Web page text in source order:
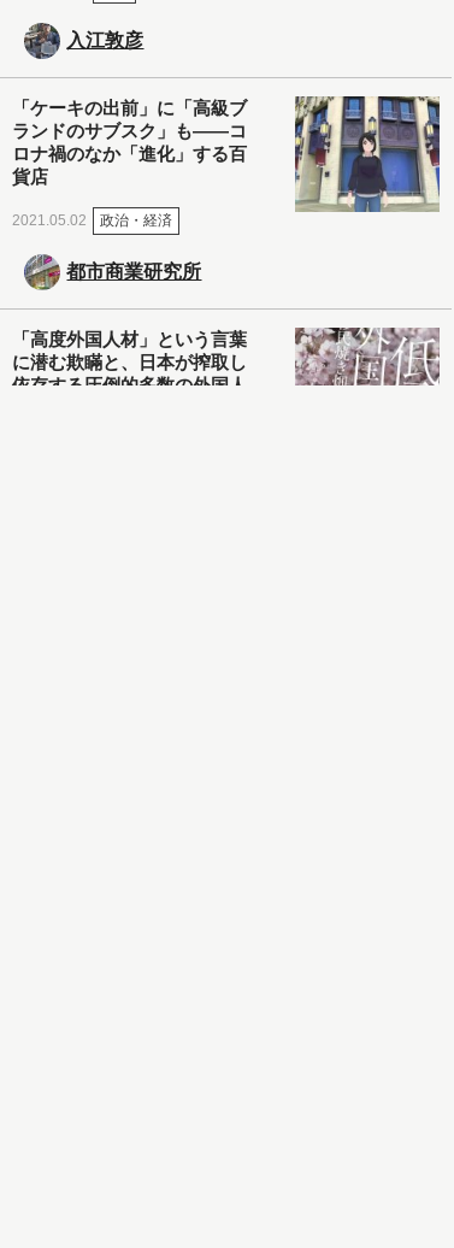
入江敦彦
「ケーキの出前」に「高級ブ
ランドのサブスク」も――コ
ロナ禍のなか「進化」する百
貨店
2021.05.02 政治・経済
都市商業研究所
「高度外国人材」という言葉
に潜む欺瞞と、日本が搾取し
依存する圧倒的多数の外国人